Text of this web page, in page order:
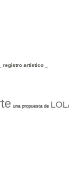
registro artístico _
una propuesta de